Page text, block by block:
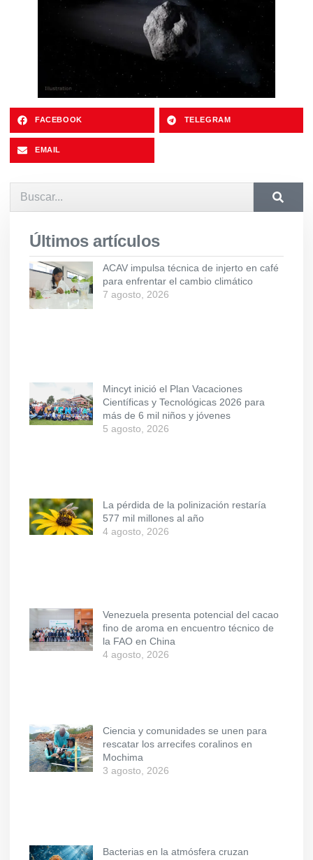
FACEBOOK TELEGRAM
EMAIL
Últimos artículos
ACAV impulsa técnica de injerto en café
para enfrentar el cambio climático
7 agosto, 2026
Mincyt inició el Plan Vacaciones
Científicas y Tecnológicas 2026 para
más de 6 mil niños y jóvenes
5 agosto, 2026
La pérdida de la polinización restaría
577 mil millones al año
4 agosto, 2026
Venezuela presenta potencial del cacao
fino de aroma en encuentro técnico de
la FAO en China
4 agosto, 2026
Ciencia y comunidades se unen para
rescatar los arrecifes coralinos en
Mochima
3 agosto, 2026
Bacterias en la atmósfera cruzan